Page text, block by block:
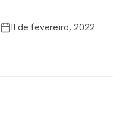
11 de fevereiro, 2022